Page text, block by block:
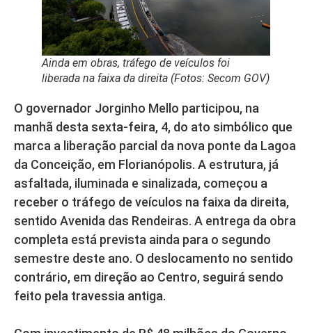
Ainda em obras, tráfego de veículos foi
liberada na faixa da direita (Fotos: Secom GOV)
O governador Jorginho Mello participou, na
manhã desta sexta-feira, 4, do ato simbólico que
marca a liberação parcial da nova ponte da Lagoa
da Conceição, em Florianópolis. A estrutura, já
asfaltada, iluminada e sinalizada, começou a
receber o tráfego de veículos na faixa da direita,
sentido Avenida das Rendeiras. A entrega da obra
completa está prevista ainda para o segundo
semestre deste ano. O deslocamento no sentido
contrário, em direção ao Centro, seguirá sendo
feito pela travessia antiga.